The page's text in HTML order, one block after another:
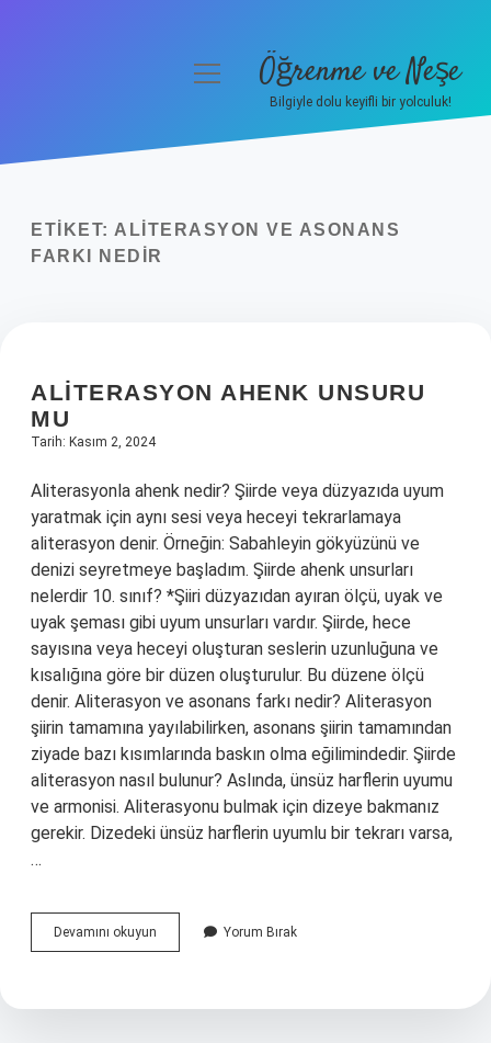
Yasal Uyarı
menüyüÖğrenme ve Neşe
Bilgiyle dolu keyifli bir yolculuk!
ETIKET: ALITERASYON VE ASONANS
FARKI NEDIR
ALITERASYON AHENK UNSURU
MU
Tarih: Kasım 2, 2024
Aliterasyonla ahenk nedir? Şiirde veya düzyazıda uyum
yaratmak için aynı sesi veya heceyi tekrarlamaya
aliterasyon denir. Örneğin: Sabahleyin gökyüzünü ve
denizi seyretmeye başladım. Şiirde ahenk unsurları
nelerdir 10. sınıf? *Şiiri düzyazıdan ayıran ölçü, uyak ve
uyak şeması gibi uyum unsurları vardır. Şiirde, hece
sayısına veya heceyi oluşturan seslerin uzunluğuna ve
kısalığına göre bir düzen oluşturulur. Bu düzene ölçü
denir. Aliterasyon ve asonans farkı nedir? Aliterasyon
şiirin tamamına yayılabilirken, asonans şiirin tamamından
ziyade bazı kısımlarında baskın olma eğilimindedir. Şiirde
aliterasyon nasıl bulunur? Aslında, ünsüz harflerin uyumu
ve armonisi. Aliterasyonu bulmak için dizeye bakmanız
gerekir. Dizedeki ünsüz harflerin uyumlu bir tekrarı varsa,
…
Devamını okuyun Aliterasyon
Ahenk
Yorum Bırak